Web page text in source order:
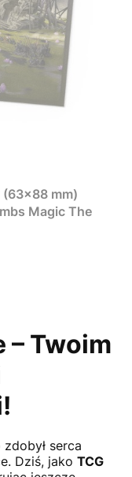
(63x88 mm)
Magic The
– Twoim
serca
Dziś, jako TCG